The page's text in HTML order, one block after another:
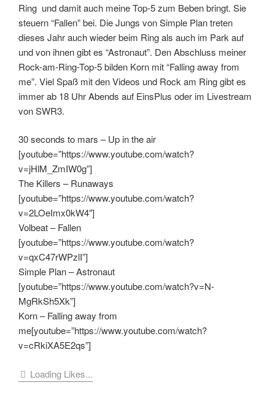
Ring und damit auch meine Top-5 zum Beben bringt. Sie
steuern “Fallen” bei. Die Jungs von Simple Plan treten
dieses Jahr auch wieder beim Ring als auch im Park auf
und von ihnen gibt es “Astronaut”. Den Abschluss meiner
Rock-am-Ring-Top-5 bilden Korn mit “Falling away from
me”. Viel Spaß mit den Videos und Rock am Ring gibt es
immer ab 18 Uhr Abends auf EinsPlus oder im Livestream
von SWR3.
30 seconds to mars – Up in the air
[youtube=”https://www.youtube.com/watch?
v=jHlM_ZmIW0g”]
The Killers – Runaways
[youtube=”https://www.youtube.com/watch?
v=2LOeImx0kW4″]
Volbeat – Fallen
[youtube=”https://www.youtube.com/watch?
v=qxC47rWPzlI”]
Simple Plan – Astronaut
[youtube=”https://www.youtube.com/watch?v=N-
MgRkSh5Xk”]
Korn – Falling away from
me[youtube=”https://www.youtube.com/watch?
v=cRkiXA5E2qs”]
Loading Likes...